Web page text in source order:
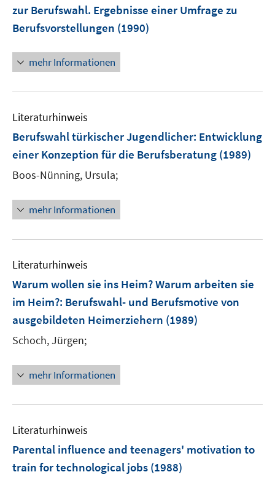
zur Berufswahl. Ergebnisse einer Umfrage zu
Berufsvorstellungen (1990)
mehr Informationen
Literaturhinweis
Berufswahl türkischer Jugendlicher: Entwicklung
einer Konzeption für die Berufsberatung (1989)
Boos-Nünning, Ursula;
mehr Informationen
Literaturhinweis
Warum wollen sie ins Heim? Warum arbeiten sie
im Heim?: Berufswahl- und Berufsmotive von
ausgebildeten Heimerziehern (1989)
Schoch, Jürgen;
mehr Informationen
Literaturhinweis
Parental influence and teenagers' motivation to
train for technological jobs (1988)